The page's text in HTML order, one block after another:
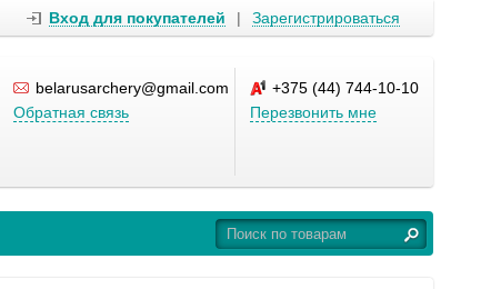
Вход для покупателей | Зарегистрироваться
belarusarchery@gmail.com
Обратная связь
+375 (44) 744-10-10
Перезвонить мне